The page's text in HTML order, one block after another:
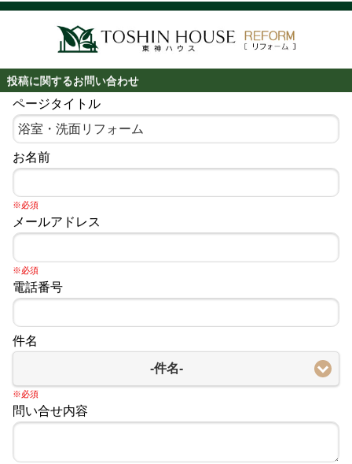
投稿に関するお問い合わせ
ページタイトル
お名前
※必須
メールアドレス
※必須
電話番号
件名
-件名-
※必須
問い合せ内容